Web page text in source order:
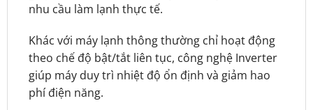
nhu cầu làm lạnh thực tế.
Khác với máy lạnh thông thường chỉ hoạt động
theo chế độ bật/tắt liên tục, công nghệ Inverter
giúp máy duy trì nhiệt độ ổn định và giảm hao
phí điện năng.